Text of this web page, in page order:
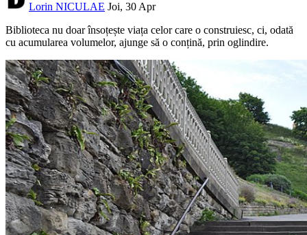
Lorin NICULAE Joi, 30 Apr
Biblioteca nu doar însoțește viața celor care o construiesc, ci, odată
cu acumularea volumelor, ajunge să o conțină, prin oglindire.